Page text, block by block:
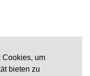
Cookies, um
bieten zu